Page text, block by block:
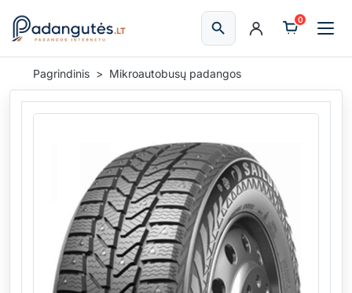
searchIeškoti
0
Pagrindinis Mikroautobusų padangos